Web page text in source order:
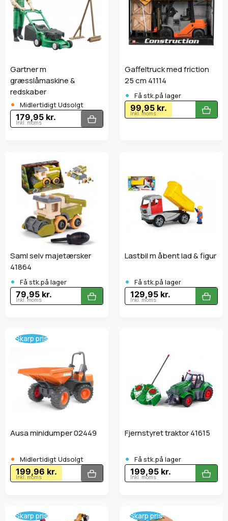
Gartner m
græsslåmaskine &
redskaber
• Midlertidigt Udsolgt
179,95 kr.
Inkl. moms
Gaffeltruck med friction
25 cm 41114
• Få stk.på lager
99,95 kr.
Inkl. moms
Saml selv majetærsker
41864
• Få stk.på lager
79,95 kr.
Inkl. moms
Lastbil m åbent lad & figur
• Få stk.på lager
129,95 kr.
Inkl. moms
Skarp pris
Ausa minidumper 02449
• Midlertidigt Udsolgt
199,96 kr.
Inkl. moms
Fjernstyret traktor 41615
• Få stk.på lager
199,95 kr.
Inkl. moms
Skarp pris Skarp pris